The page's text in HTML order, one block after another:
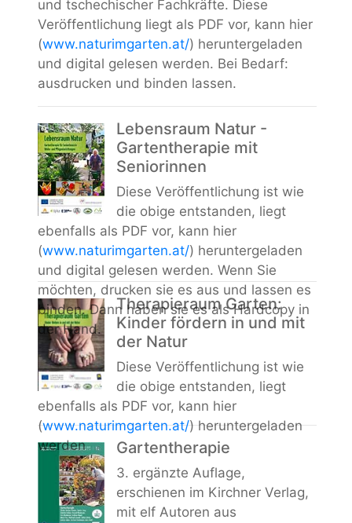
und tschechischer Fachkräfte. Diese
Veröffentlichung liegt als PDF vor, kann hier
(www.naturimgarten.at/) heruntergeladen
und digital gelesen werden. Bei Bedarf:
ausdrucken und binden lassen.
Lebensraum Natur -
Gartentherapie mit
Seniorinnen
Diese Veröffentlichung ist wie
die obige entstanden, liegt
ebenfalls als PDF vor, kann hier
(www.naturimgarten.at/) heruntergeladen
und digital gelesen werden. Wenn Sie
möchten, drucken sie es aus und lassen es
binden. Dann haben sie es als Hardcopy in
der Hand.
Therapieraum Garten:
Kinder fördern in und mit
der Natur
Diese Veröffentlichung ist wie
die obige entstanden, liegt
ebenfalls als PDF vor, kann hier
(www.naturimgarten.at/) heruntergeladen
werden
Gartentherapie
3. ergänzte Auflage,
erschienen im Kirchner Verlag,
mit elf Autoren aus